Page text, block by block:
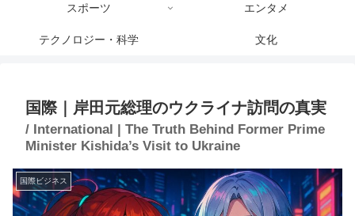
スポーツ エンタメ
テクノロジー・科学 文化
国際｜岸田元総理のウクライナ訪問の真実
/ International | The Truth Behind Former Prime
Minister Kishida’s Visit to Ukraine
国際ビジネス